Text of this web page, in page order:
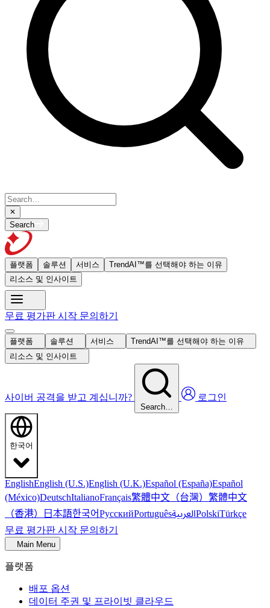
Search
플랫폼 솔루션 서비스
TrendAI™를 선택해야 하는 이유
리소스 및 인사이트
무료 평가판 시작 문의하기
플랫폼 솔루션 서비스
TrendAI™를 선택해야 하는 이유
리소스 및 인사이트
사이버 공격을 받고 계십니까?
Search…
로그인
한국어
EnglishEnglish (U.S.)English (U.K.)Español (España)Español
(México)DeutschItalianoFrançais繁體中文（台灣） 繁體中文
（香港） 日本語한국어РусскийPortuguêsالعربيةPolskiTürkçe
무료 평가판 시작 문의하기
Main Menu
플랫폼
배포 옵션
데이터 주권 및 프라이빗 클라우드